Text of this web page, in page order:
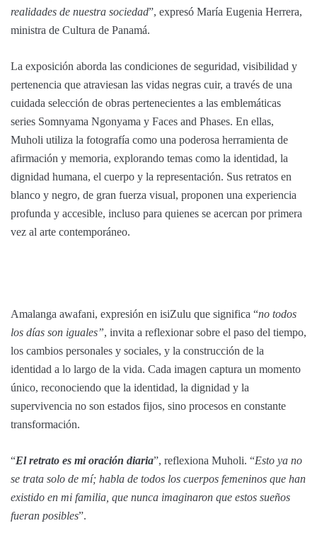
realidades de nuestra sociedad”, expresó María Eugenia Herrera,
ministra de Cultura de Panamá.
La exposición aborda las condiciones de seguridad, visibilidad y
pertenencia que atraviesan las vidas negras cuir, a través de una
cuidada selección de obras pertenecientes a las emblemáticas
series Somnyama Ngonyama y Faces and Phases. En ellas,
Muholi utiliza la fotografía como una poderosa herramienta de
afirmación y memoria, explorando temas como la identidad, la
dignidad humana, el cuerpo y la representación. Sus retratos en
blanco y negro, de gran fuerza visual, proponen una experiencia
profunda y accesible, incluso para quienes se acercan por primera
vez al arte contemporáneo.
Amalanga awafani, expresión en isiZulu que significa “no todos
los días son iguales”, invita a reflexionar sobre el paso del tiempo,
los cambios personales y sociales, y la construcción de la
identidad a lo largo de la vida. Cada imagen captura un momento
único, reconociendo que la identidad, la dignidad y la
supervivencia no son estados fijos, sino procesos en constante
transformación.
“El retrato es mi oración diaria”, reflexiona Muholi. “Esto ya no
se trata solo de mí; habla de todos los cuerpos femeninos que han
existido en mi familia, que nunca imaginaron que estos sueños
fueran posibles”.